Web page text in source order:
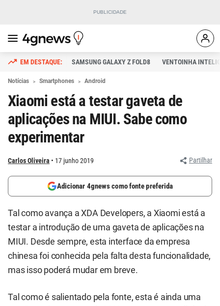
SAMSUNG GALAXY Z FOLD8 VENTOINHA
Notícias Smartphones Android
Xiaomi está a testar gaveta de
aplicações na MIUI. Sabe como
experimentar
Carlos Oliveira 17 junho 2019 Partilhar
Adicionar 4gnews como fonte preferida
Tal como avança a XDA Developers, a Xiaomi está a
testar a introdução de uma gaveta de aplicações na
MIUI. Desde sempre, esta interface da empresa
chinesa foi conhecida pela falta desta funcionalidade,
mas isso poderá mudar em breve.
Tal como é salientado pela fonte, esta é ainda uma